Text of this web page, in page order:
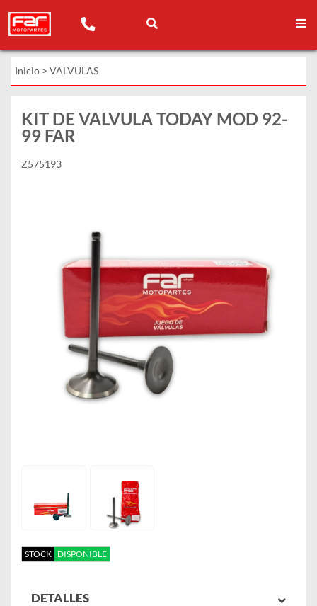
Inicio > VALVULAS
KIT DE VALVULA TODAY MOD 92-
99 FAR
Z575193
STOCK DISPONIBLE
DETALLES